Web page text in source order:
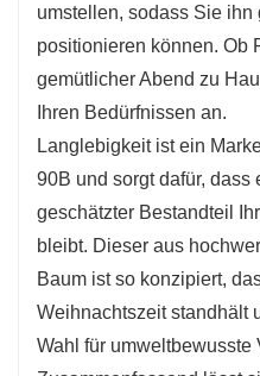
festliche Stimmung.
Der vielseitige CQ19-
eine breite Palette an
funkelnden Lichtern bis
Kugeln – dieser Baum
Kreativität und Ihren
Ausdruck zu bringen.
oder einen modernen
Baum ist die perfekte
umstellen, sodass Sie
positionieren können. Ob
gemütlicher Abend zu
Ihren Bedürfnissen an.
Langlebigkeit ist ein
90B und sorgt dafür, dass
geschätzter Bestandteil
bleibt. Dieser aus
Baum ist so konzipiert,
Weihnachtszeit standhält
Wahl für umweltbewusste